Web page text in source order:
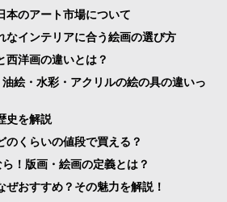
本のアート市場について
なインテリアに合う絵画の選び方
西洋画の違いとは？
油絵・水彩・アクリルの絵の具の違いっ
史を解説
のくらいの値段で買える？
！版画・絵画の定義とは？
ぜおすすめ？その魅力を解説！